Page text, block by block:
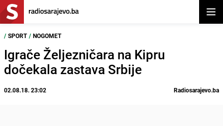
/ SPORT / NOGOMET
Igrače Željezničara na Kipru
dočekala zastava Srbije
02.08.18. 23:02 Radiosarajevo.ba